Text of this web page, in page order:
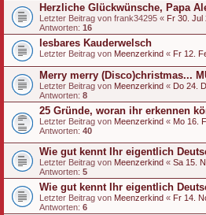
Herzliche Glückwünsche, Papa
Letzter Beitrag von frank34295 « Fr 30. Jul
Antworten: 16
lesbares Kauderwelsch
Letzter Beitrag von Meenzerkind « Fr 12.
Merry merry (Disco)christmas...
Letzter Beitrag von Meenzerkind « Do 24.
Antworten: 8
25 Gründe, woran ihr erkennen
Letzter Beitrag von Meenzerkind « Mo 16.
Antworten: 40
Wie gut kennt Ihr eigentlich
Letzter Beitrag von Meenzerkind « Sa 15.
Antworten: 5
Wie gut kennt Ihr eigentlich
Letzter Beitrag von Meenzerkind « Fr 14.
Antworten: 6